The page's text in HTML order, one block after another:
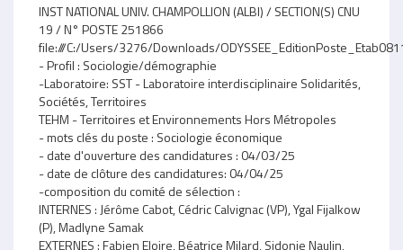
INST NATIONAL UNIV. CHAMPOLLION (ALBI) / SECTION(S) CNU
19 / N° POSTE 251866
file:///C:/Users/3276/Downloads/
- Profil : Sociologie/démographie
-Laboratoire: SST - Laboratoire interdisciplinaire Solidarités,
Sociétés, Territoires
TEHM - Territoires et Environnements Hors Métropoles
- mots clés du poste : Sociologie économique
- date d'ouverture des candidatures : 04/03/25
- date de clôture des candidatures: 04/04/25
-composition du comité de sélection :
INTERNES : Jérôme Cabot, Cédric Calvignac (VP), Ygal Fijalkow
(P), Madlyne Samak
EXTERNES : Fabien Eloire, Béatrice Milard, Sidonie Naulin,